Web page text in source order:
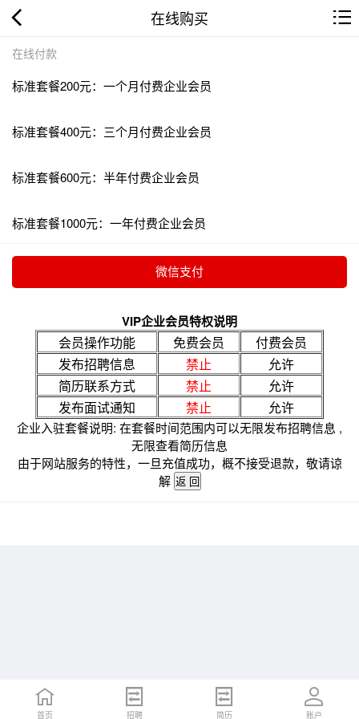
在线购买
在线付款
标准套餐200元：一个月付费企业会员
标准套餐400元：三个月付费企业会员
标准套餐600元：半年付费企业会员
标准套餐1000元：一年付费企业会员
VIP企业会员特权说明
会员操作功能 免费会员
付费会员
发布招聘信息
禁止
允许
简历联系方式
禁止
允许
发布面试通知
禁止 允许
企业入驻套餐说明: 在套餐时间范围内可以无限发布招聘信息 ,
无限查看简历信息
由于网站服务的特性，一旦充值成功，概不接受退款，敬请谅
解
首页 招聘 简历 账户